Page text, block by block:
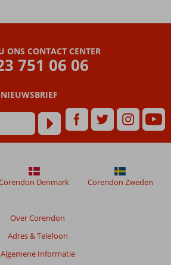
ONS CONTACT CENTER
751 06 06
Over Corendon
Adres & Telefoon
Algemene Informatie
Denmark Corendon Zweden